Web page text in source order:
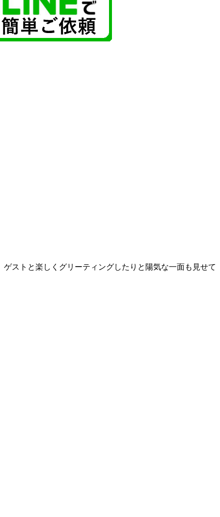
ストと楽しくグリーティングしたりと陽気な一面も見せて